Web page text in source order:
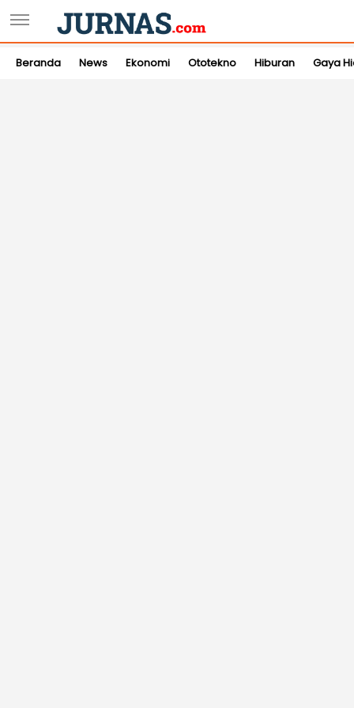
Beranda News Ekonomi Ototekno Hiburan Gaya